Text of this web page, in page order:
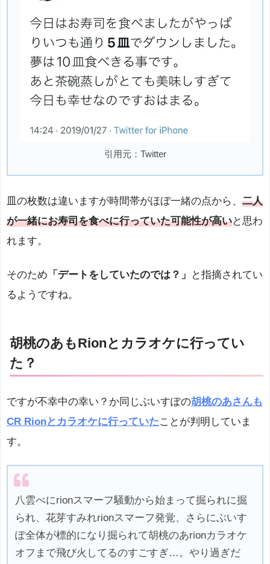
引用元：Twitter
皿の枚数は違いますが時間帯がほぼ一緒の点から、 二人
が一緒にお寿司を食べに行っていた可能性が高いと思わ
れます。
そのため 「デートをしていたのでは？」
と指摘されてい
るようですね。
胡桃のあもRionとカラオケに行ってい
た？
ですが不幸中の幸い？か同じぶいすぽの胡桃のあさんも
CR Rionとカラオケに行っていたことが判明していま
す。
八雲べにrionスマーフ騒動から始まって掘られに掘
られ、花芽すみれrionスマーフ発覚、さらにぶいす
ぽ全体が標的になり掘られて胡桃のあrionカラオケ
オフまで飛び火してるのすごすぎ…。やり過ぎだ